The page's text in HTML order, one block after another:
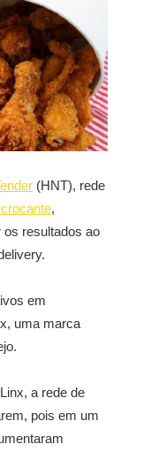
(HNT), rede
,
resultados ao
em
uma marca
a rede de
pois em um